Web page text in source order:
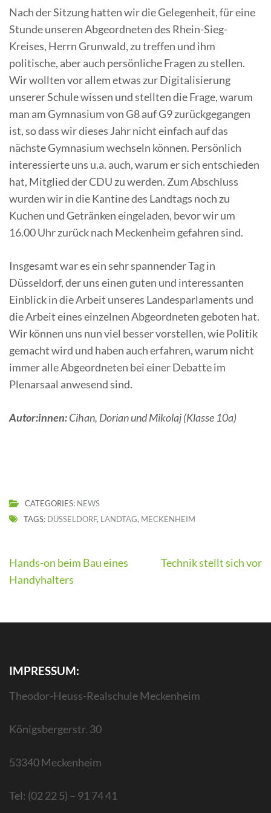
Nach der Sitzung hatten wir die Gelegenheit, für eine
Stunde unseren Abgeordneten des Rhein-Sieg-
Kreises, Herrn Grunwald, zu treffen und ihm
politische, aber auch persönliche Fragen zu stellen.
Wir wollten vor allem etwas zur Digitalisierung
unserer Schule wissen und stellten die Frage, warum
man am Gymnasium von G8 auf G9 zurückgegangen
ist, so dass wir dieses Jahr nicht einfach auf das
nächste Gymnasium wechseln können. Persönlich
interessierte uns u.a. auch, warum er sich entschieden
hat, Mitglied der CDU zu werden. Zum Abschluss
wurden wir in die Kantine des Landtags noch zu
Kuchen und Getränken eingeladen, bevor wir um
16.00 Uhr zurück nach Meckenheim gefahren sind.
Insgesamt war es ein sehr spannender Tag in
Düsseldorf, der uns einen guten und interessanten
Einblick in die Arbeit unseres Landesparlaments und
die Arbeit eines einzelnen Abgeordneten geboten hat.
Wir können uns nun viel besser vorstellen, wie Politik
gemacht wird und haben auch erfahren, warum nicht
immer alle Abgeordneten bei einer Debatte im
Plenarsaal anwesend sind.
Autor:innen:Cihan, Dorian und Mikolaj (Klasse 10a)
CATEGORIES: NEWS
TAGS: DÜSSELDORF, LANDTAG, MECKENHEIM
Beitragsnavigation
Hands-on beim Bau eines
Handyhalters
Technik stellt sich vor
IMPRESSUM:
Theodor-Heuss-Realschule Meckenheim
Königsbergerstr. 30
53340 Meckenheim
Tel: (02 22 5) – 91 74 41